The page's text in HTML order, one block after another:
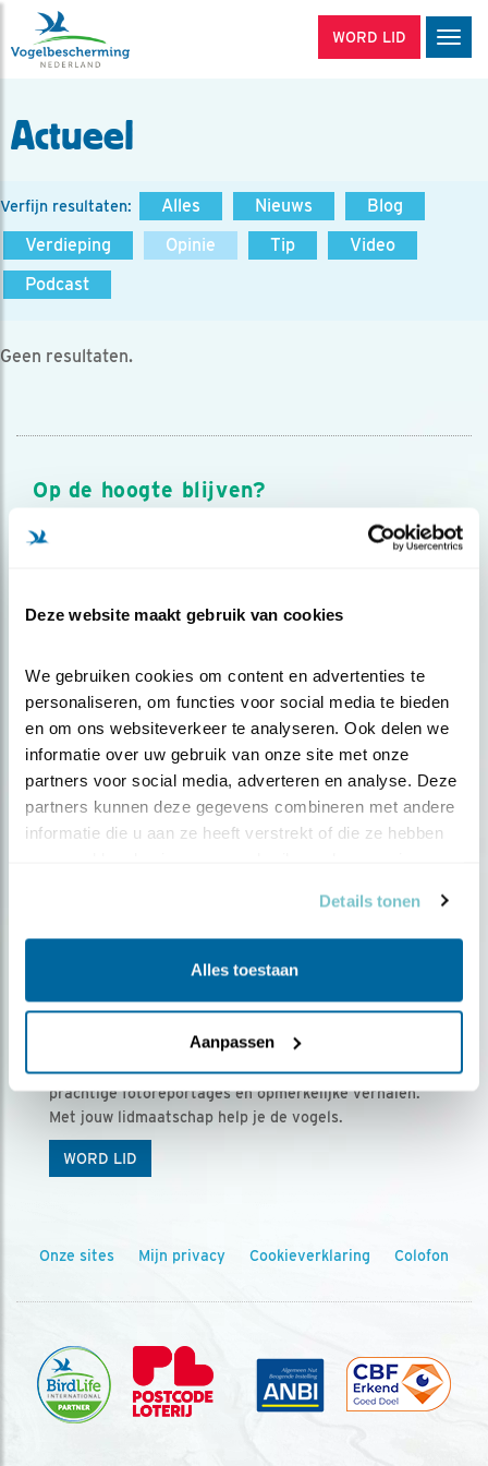
Deze website maakt gebruik van cookies
We gebruiken cookies om content en advertenties te
personaliseren, om functies voor social media te bieden
en om ons websiteverkeer te analyseren. Ook delen we
informatie over uw gebruik van onze site met onze
partners voor social media, adverteren en analyse. Deze
partners kunnen deze gegevens combineren met andere
informatie die u aan ze heeft verstrekt of die ze hebben
Details tonen
Alles toestaan
Aanpassen
WORD LID
Actueel
Verfijn resultaten: Alles Nieuws
Blog
Verdieping
Opinie Tip
Video
Podcast
Geen resultaten.
Op de hoogte blijven?
Meld je aan en ontvang nieuws, inspiratie, acties en tips
over vogels en activiteiten van Vogelbescherming.
Ontvang 5 x Vogels voor € 36,00 per jaar
Vogels is het tijdschrift voor onze leden, met
prachtige fotoreportages en opmerkelijke verhalen.
Met jouw lidmaatschap help je de vogels.
WORD LID
Onze sites Mijn privacy Cookieverklaring Colofon